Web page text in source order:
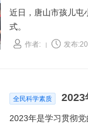
近日，唐山市孩儿屯
式。
作者: 发布
全民科学素质 2023
2023年是学习贯彻